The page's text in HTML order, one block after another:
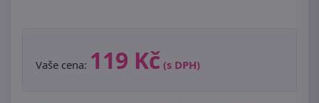
Vaše cena: 119 Kč (s DPH)